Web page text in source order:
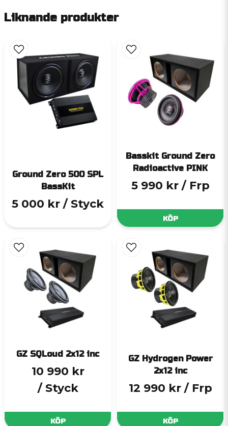
Liknande produkter
Ground Zero 500 SPL
BassKit
5 000 kr / Styck
Basskit Ground Zero
Radioactive PINK
5 990 kr / Frp
KÖP
GZ SQLoud 2x12 inc
10 990 kr
/ Styck
KÖP
GZ Hydrogen Power
2x12 inc
12 990 kr / Frp
KÖP